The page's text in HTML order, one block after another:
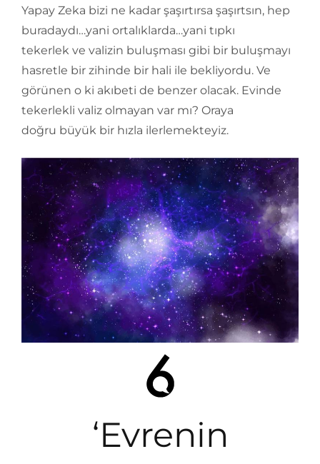
Yapay Zeka bizi ne kadar şaşırtırsa şaşırtsın, hep
buradaydı…yani ortalıklarda…yani tıpkı
tekerlek ve valizin buluşması gibi bir buluşmayı
hasretle bir zihinde bir hali ile bekliyordu. Ve
görünen o ki akıbeti de benzer olacak. Evinde
tekerlekli valiz olmayan var mı? Oraya
doğru büyük bir hızla ilerlemekteyiz.
‘Evrenin